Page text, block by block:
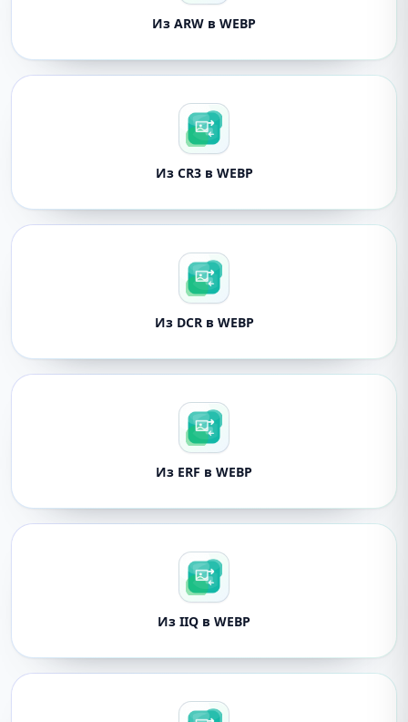
Из ARW в WEBP
Из CR3 в WEBP
Из DCR в WEBP
Из ERF в WEBP
Из IIQ в WEBP